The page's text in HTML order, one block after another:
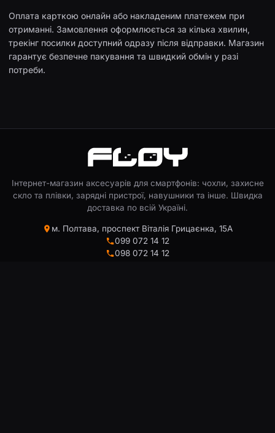
Оплата карткою онлайн або накладеним платежем при
отриманні. Замовлення оформлюється за кілька хвилин,
трекінг посилки доступний одразу після відправки. Магазин
гарантує безпечне пакування та швидкий обмін у разі
потреби.
Інтернет-магазин аксесуарів для смартфонів: чохли, захисне
скло та плівки, зарядні пристрої, навушники та інше. Швидка
доставка по всій Україні.
м. Полтава, проспект Віталія Грицаєнка, 15А
099 072 14 12
098 072 14 12